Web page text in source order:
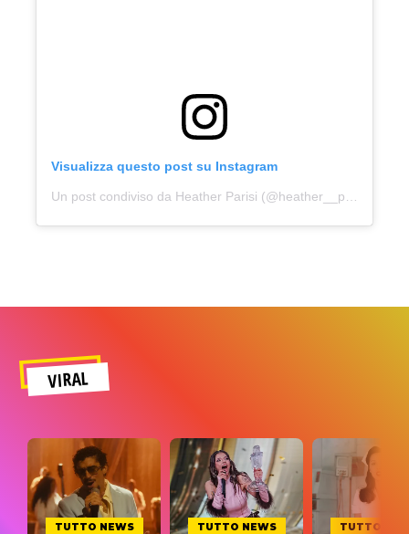
Visualizza questo post su Instagram
Un post condiviso da Heather Parisi (@heather__parisi)
VIRAL
TUTTO NEWS TUTTO NEWS TUTTO